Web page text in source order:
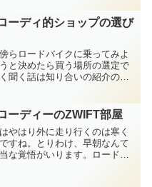
、月間の残業時間の上限に月
事が多くなっ...
ーディ的ショップの選び
らロードバイクに乗ってみよ
と決めたら買う場所の選定で
聞く話は知り合いの紹介のお
イクショップで購入すること
したいです。実...
ーディーのZWIFT部屋
やはり外に走り行くのは寒く
すね。とりわけ、早朝なんて
な覚悟がいります。ロードバ